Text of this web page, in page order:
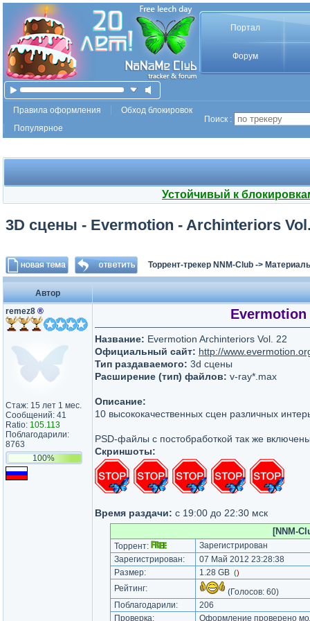
Портал
Форум
Правила оформления
Обход блокировок
Популярное
Поиск :
Устойчивый к
3D сцены - Evermotion - Archinteriors
Торрент-трекер NNM-Club ->
Автор
remez8 ®
Стаж: 15 лет 1 мес.
Сообщений: 41
Ratio: 105.113
Поблагодарили:
8763
100%
Название: Evermotion Archinteriors Vol. 22
Официальный сайт: http://
Тип раздаваемого: 3d сцены
Расширение (тип) файлов: v-ray*.max
Описание:
10 высококачественных сцен различных
PSD-файлы с постобработкой так же
Скриншоты:
Время раздачи: с 19:00 до 22:30 мск
[NNM-
Торрент:
Зарегистрирован
Зарегистрирован:
07 Май 2012 23:28:38
Размер:
1.28 GB ()
Рейтинг: (Голосов: 60)
Поблагодарили:
206
Проверка:
Оформление проверено